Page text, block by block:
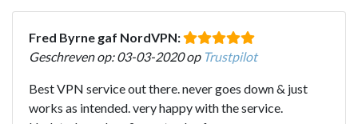
Fred Byrne gaf NordVPN:
Geschreven op: 03-03-2020 op Trustpilot
Best VPN service out there. never goes down & just
works as intended. very happy with the service.